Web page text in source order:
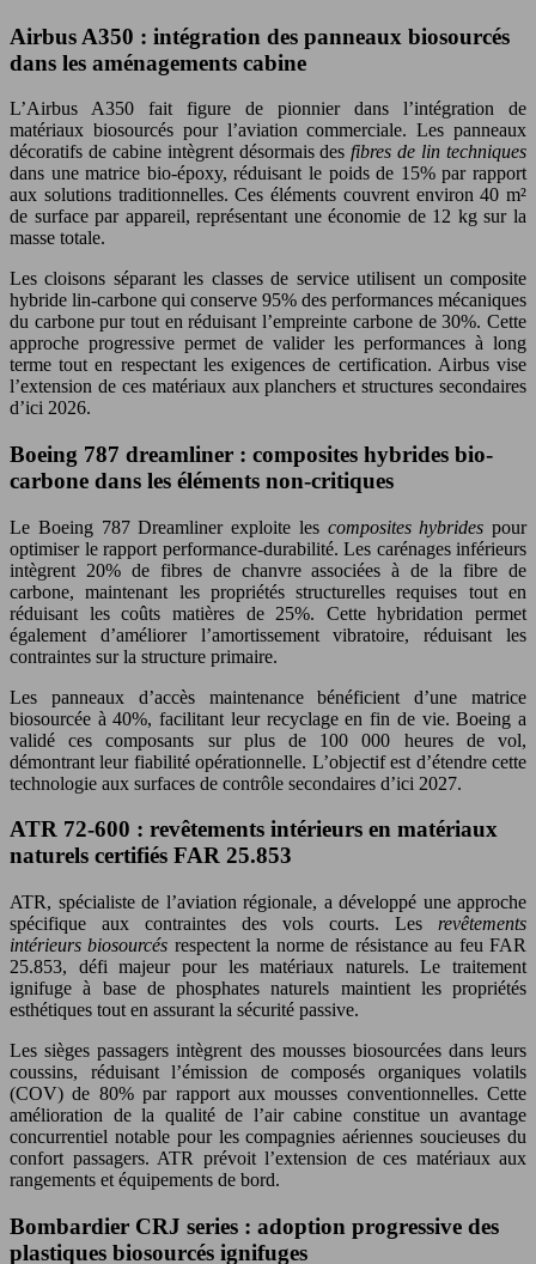
Airbus A350 : intégration des panneaux biosourcés
dans les aménagements cabine
L’Airbus A350 fait figure de pionnier dans l’intégration de
matériaux biosourcés pour l’aviation commerciale. Les panneaux
décoratifs de cabine intègrent désormais des fibres de lin techniques
dans une matrice bio-époxy, réduisant le poids de 15% par rapport
aux solutions traditionnelles. Ces éléments couvrent environ 40 m²
de surface par appareil, représentant une économie de 12 kg sur la
masse totale.
Les cloisons séparant les classes de service utilisent un composite
hybride lin-carbone qui conserve 95% des performances mécaniques
du carbone pur tout en réduisant l’empreinte carbone de 30%. Cette
approche progressive permet de valider les performances à long
terme tout en respectant les exigences de certification. Airbus vise
l’extension de ces matériaux aux planchers et structures secondaires
d’ici 2026.
Boeing 787 dreamliner : composites hybrides bio-
carbone dans les éléments non-critiques
Le Boeing 787 Dreamliner exploite les composites hybrides pour
optimiser le rapport performance-durabilité. Les carénages inférieurs
intègrent 20% de fibres de chanvre associées à de la fibre de
carbone, maintenant les propriétés structurelles requises tout en
réduisant les coûts matières de 25%. Cette hybridation permet
également d’améliorer l’amortissement vibratoire, réduisant les
contraintes sur la structure primaire.
Les panneaux d’accès maintenance bénéficient d’une matrice
biosourcée à 40%, facilitant leur recyclage en fin de vie. Boeing a
validé ces composants sur plus de 100 000 heures de vol,
démontrant leur fiabilité opérationnelle. L’objectif est d’étendre cette
technologie aux surfaces de contrôle secondaires d’ici 2027.
ATR 72-600 : revêtements intérieurs en matériaux
naturels certifiés FAR 25.853
ATR, spécialiste de l’aviation régionale, a développé une approche
spécifique aux contraintes des vols courts. Les revêtements
intérieurs biosourcés respectent la norme de résistance au feu FAR
25.853, défi majeur pour les matériaux naturels. Le traitement
ignifuge à base de phosphates naturels maintient les propriétés
esthétiques tout en assurant la sécurité passive.
Les sièges passagers intègrent des mousses biosourcées dans leurs
coussins, réduisant l’émission de composés organiques volatils
(COV) de 80% par rapport aux mousses conventionnelles. Cette
amélioration de la qualité de l’air cabine constitue un avantage
concurrentiel notable pour les compagnies aériennes soucieuses du
confort passagers. ATR prévoit l’extension de ces matériaux aux
rangements et équipements de bord.
Bombardier CRJ series : adoption progressive des
plastiques biosourcés ignifuges